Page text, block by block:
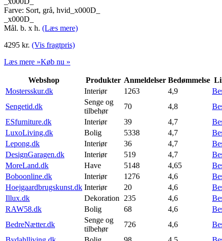
Farve: Sort, grå, hvid_x000D_
_x000D_
Mål. b. x h. (Læs mere)
4295 kr. (Vis fragtpris)
Læs mere »Køb nu »
Webshop Produkter Anmeldelser Bedømmelse
Mostersskur.dk
Interiør 1263 4,9
Sengetid.dk
Senge og
tilbehør
70 4,8
ESfurniture.dk
Interiør 39 4,7
LuxoLiving.dk
Bolig 5338 4,7
Lepong.dk
Interiør 36 4,7
DesignGaragen.dk
Interiør 519 4,7
MoreLand.dk
Have 5148 4,65
Boboonline.dk
Interiør 1276 4,6
Hoejgaardbrugskunst.dk Interiør 20 4,6
Illux.dk
Dekoration 235 4,6
RAW58.dk
Bolig 68 4,6
BedreNætter.dk
Senge og
tilbehør
726 4,6